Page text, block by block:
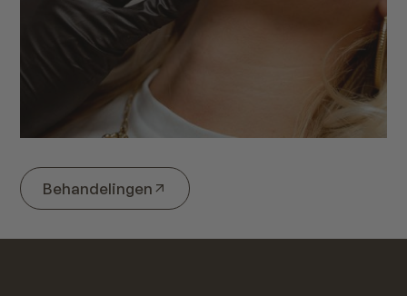
Behandelingen